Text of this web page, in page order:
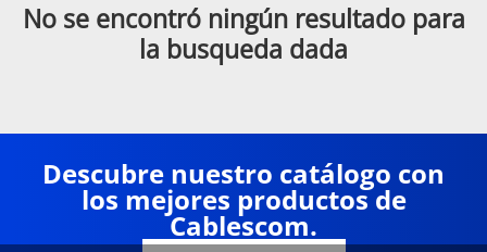
No se encontró ningún resultado para
la busqueda dada
Descubre nuestro catálogo con
los mejores productos de
Cablescom.